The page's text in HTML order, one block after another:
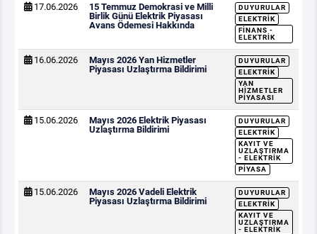
17.06.2026
15 Temmuz Demokrasi ve Milli
Birlik Günü Elektrik Piyasası
Avans Ödemesi Hakkında
DUYURULAR
ELEKTRIK
FINANS -
ELEKTRIK
16.06.2026
Mayıs 2026 Yan Hizmetler
Piyasası Uzlaştırma Bildirimi
DUYURULAR
ELEKTRIK
YAN
HIZMETLER
PIYASASI
15.06.2026
Mayıs 2026 Elektrik Piyasası
Uzlaştırma Bildirimi
DUYURULAR
ELEKTRIK
KAYIT VE
UZLAŞTIRMA
- ELEKTRIK
PIYASA
15.06.2026
Mayıs 2026 Vadeli Elektrik
Piyasası Uzlaştırma Bildirimi
DUYURULAR
ELEKTRIK
KAYIT VE
UZLAŞTIRMA
- ELEKTRIK